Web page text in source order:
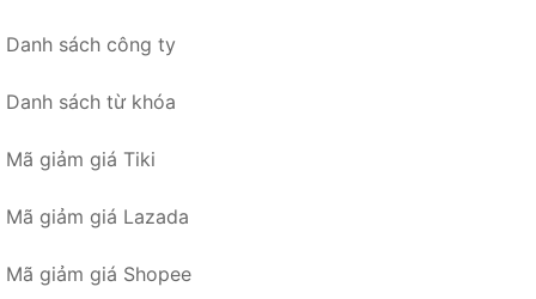
Danh sách công ty
Danh sách từ khóa
Mã giảm giá Tiki
Mã giảm giá Lazada
Mã giảm giá Shopee